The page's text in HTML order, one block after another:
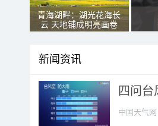
青海湖畔：湖光花海长
云 天地铺成明亮画卷
新闻资讯
四问台
中国天气网